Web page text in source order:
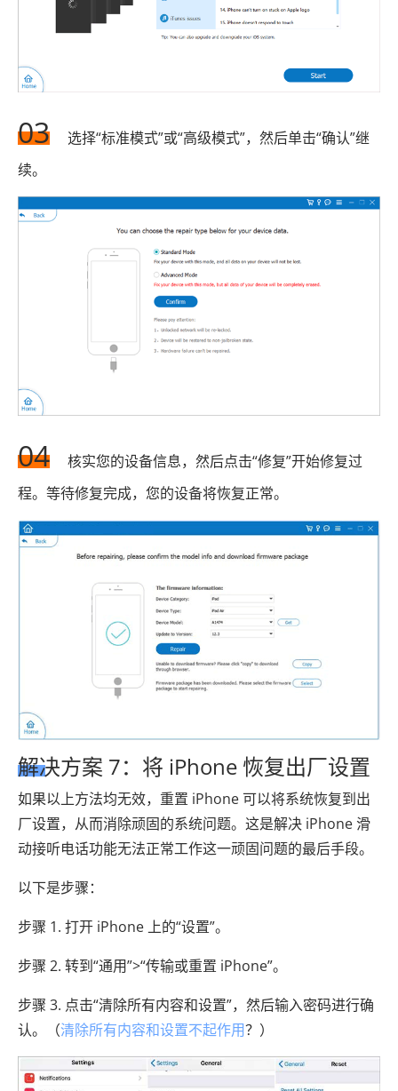
03
选择“标准模式”或“高级模式”，然后单击“确认”继
续。
04
核实您的设备信息，然后点击“修复”开始修复过
程。等待修复完成，您的设备将恢复正常。
解决方案 7：将 iPhone 恢复出厂设置
如果以上方法均无效，重置 iPhone 可以将系统恢复到出
厂设置，从而消除顽固的系统问题。这是解决 iPhone 滑
动接听电话功能无法正常工作这一顽固问题的最后手段。
以下是步骤：
步骤 1. 打开 iPhone 上的“设置”。
步骤 2. 转到“通用”>“传输或重置 iPhone”。
步骤 3. 点击“清除所有内容和设置”，然后输入密码进行确
认。（清除所有内容和设置不起作用？）